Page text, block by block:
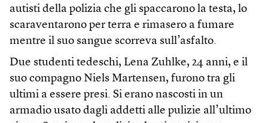
autisti della polizia che gli spaccarono la testa, lo
scaraventarono per terra e rimasero a fumare
mentre il suo sangue scorreva sull’asfalto.
Due studenti tedeschi, Lena Zuhlke, 24 anni, e il
suo compagno Niels Martensen, furono tra gli
ultimi a essere presi. Si erano nascosti in un
armadio usato dagli addetti alle pulizie all’ultimo